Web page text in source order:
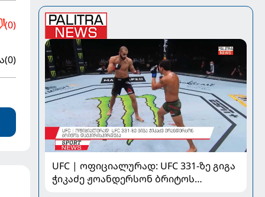
(0)
(0)
UFC | ოფიციალურად: UFC 331-ზე გიგა
ჭიკაძე ჟოანდერსონ ბრიტოს